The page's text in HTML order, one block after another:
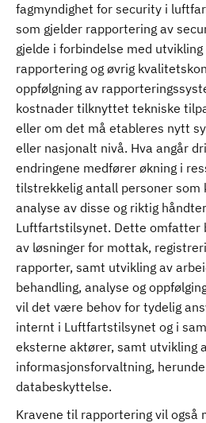
fagmyndighet for security i
som gjelder rapportering av
gjelde i forbindelse med
rapportering og øvrig
oppfølgning av
kostnader tilknyttet tekniske
eller om det må etableres nytt
eller nasjonalt nivå. Hva angår
endringene medfører økning i
tilstrekkelig antall personer som
analyse av disse og riktig
Luftfartstilsynet. Dette omfatter
av løsninger for mottak,
rapporter, samt utvikling av
behandling, analyse og
vil det være behov for tydelig
internt i Luftfartstilsynet og i
eksterne aktører, samt utvikling
informasjonsforvaltning,
databeskyttelse.
Kravene til rapportering vil også